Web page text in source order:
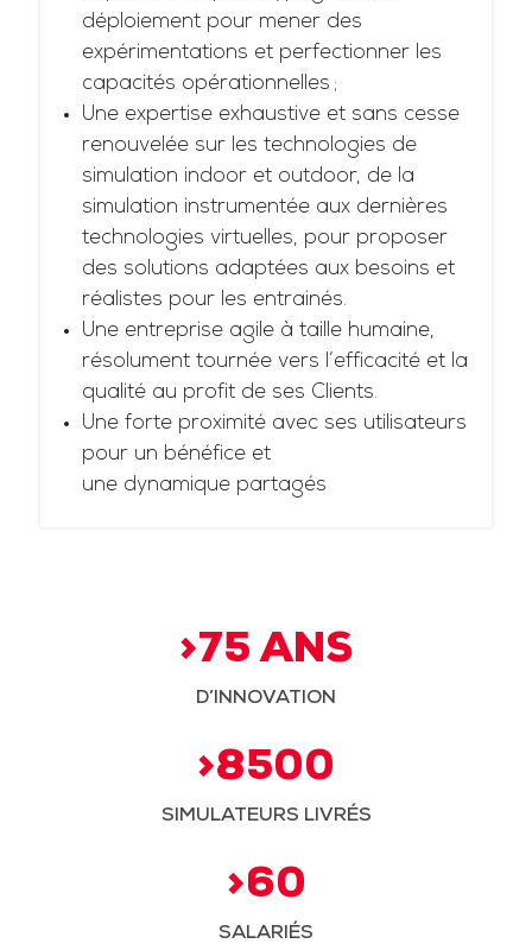
déploiement pour mener des
expérimentations et perfectionner les
capacités opérationnelles ;
Une expertise exhaustive et sans cesse
renouvelée sur les technologies de
simulation indoor et outdoor, de la
simulation instrumentée aux dernières
technologies virtuelles, pour proposer
des solutions adaptées aux besoins et
réalistes pour les entrainés.
Une entreprise agile à taille humaine,
résolument tournée vers l’efficacité et la
qualité au profit de ses Clients.
Une forte proximité avec ses utilisateurs
pour un bénéfice et
une dynamique partagés
>75 ANS
D’INNOVATION
>8500
SIMULATEURS LIVRÉS
>60
SALARIÉS